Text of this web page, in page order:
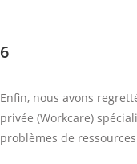
6
Enfin, nous avons
privée (Workcare)
problèmes de